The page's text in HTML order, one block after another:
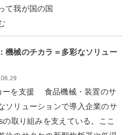
て我が国の国
機械のチカラ＝多彩なソリュー
を支援 食品機械・装置のサ
ソリューションで導入企業のサ
取り組みを支えている。ここ